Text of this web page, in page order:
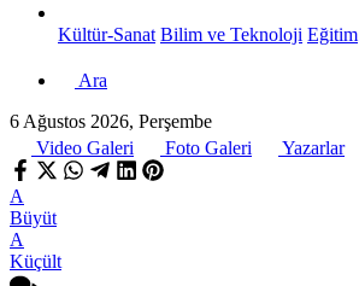
Kültür-Sanat Bilim ve Teknoloji Eğitim
Ara
6 Ağustos 2026, Perşembe
Video Galeri
Foto Galeri Yazarlar
A
Büyüt
A
Küçült